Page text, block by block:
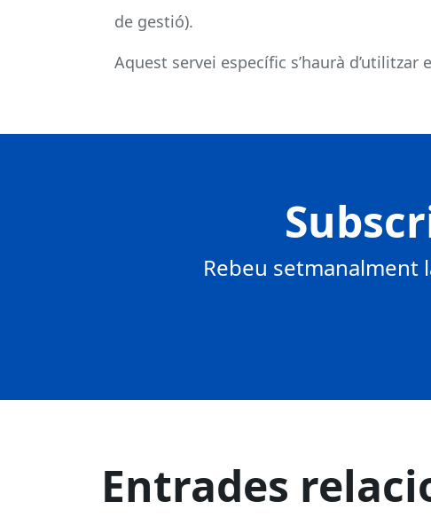
de gestió).
Aquest servei específic s’haurà
Rebeu setmanalment
Entrades